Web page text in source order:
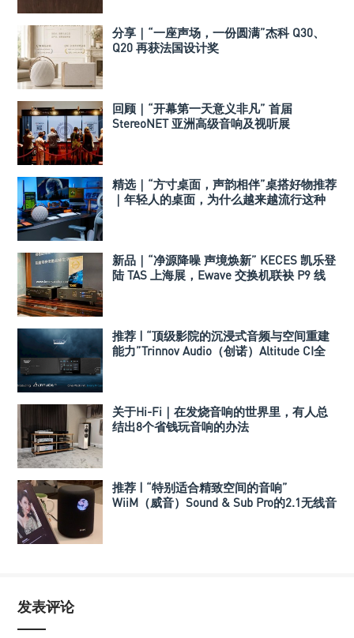
分享｜“一座声场，一份圆满”杰科 Q30、
Q20 再获法国设计奖
回顾｜“开幕第一天意义非凡” 首届
StereoNET 亚洲高级音响及视听展
精选｜“方寸桌面，声韵相伴”桌搭好物推荐
｜年轻人的桌面，为什么越来越流行这种
新品｜“净源降噪 声境焕新” KECES 凯乐登
陆 TAS 上海展，Ewave 交换机联袂 P9 线
推荐 | “顶级影院的沉浸式音频与空间重建
能力”Trinnov Audio（创诺）Altitude CI全
关于Hi-Fi｜在发烧音响的世界里，有人总
结出8个省钱玩音响的办法
推荐 | “特别适合精致空间的音响”
WiiM（威音）Sound & Sub Pro的2.1无线音
发表评论